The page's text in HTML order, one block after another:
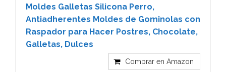
Moldes Galletas Silicona Perro,
Antiadherentes Moldes de Gominolas con
Raspador para Hacer Postres, Chocolate,
Galletas, Dulces
Comprar en Amazon